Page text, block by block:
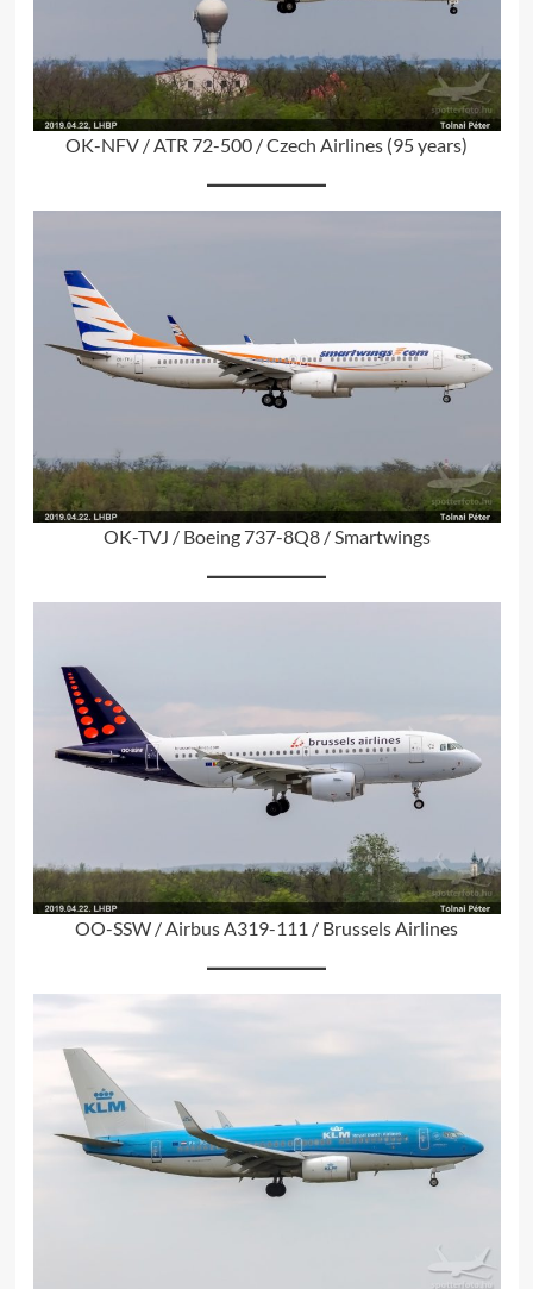
OK-NFV / ATR 72-500 / Czech Airlines (95 years)
OK-TVJ / Boeing 737-8Q8 / Smartwings
OO-SSW / Airbus A319-111 / Brussels Airlines